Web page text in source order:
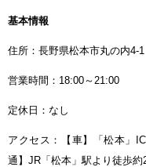
基本情報
住所：長野県松本市丸の内4-1
営業時間：18:00～21:00
定休日：なし
アクセス：【車】「松本」
通】JR「松本」駅より徒歩約